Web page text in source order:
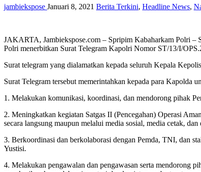
jambiekspose Januari 8, 2021 Berita Terkini, Headline News,
JAKARTA, Jambiekspose.com – Spripim Kabaharkam Polri –
Polri menerbitkan Surat Telegram Kapolri Nomor ST/13/I/
Surat telegram yang dialamatkan kepada seluruh Kepala
Surat Telegram tersebut memerintahkan kepada para Kapolda
1. Melakukan komunikasi, koordinasi, dan mendorong pihak
2. Meningkatkan kegiatan Satgas II (Pencegahan) Operasi
secara langsung maupun melalui media sosial, media cetak,
3. Berkoordinasi dan berkolaborasi dengan Pemda, TNI, dan
Yustisi.
4. Melakukan pengawalan dan pengawasan serta mendorong